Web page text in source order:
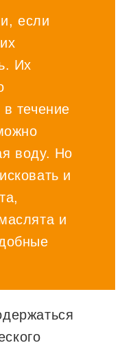
если
Их
в течение
воду. Но
и
и